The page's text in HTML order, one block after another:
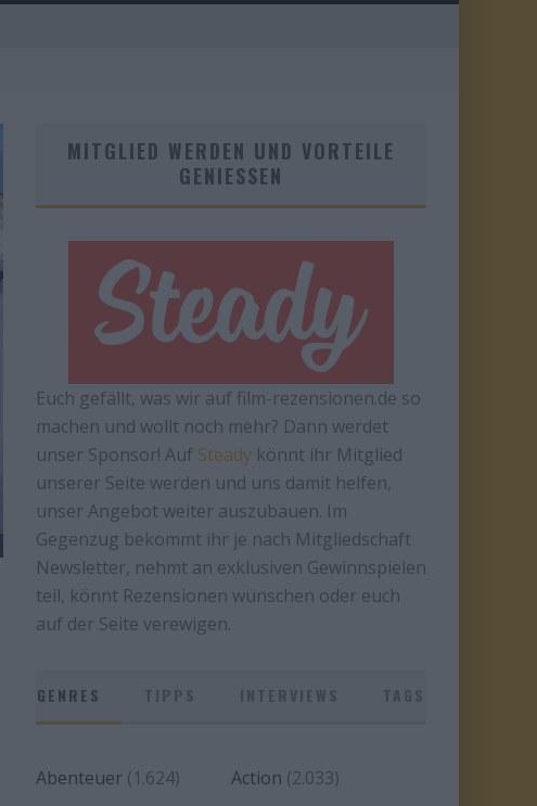
MITGLIED WERDEN UND VORTEILE
GENIESSEN
Euch gefällt, was wir auf film-rezensionen.de so
machen und wollt noch mehr? Dann werdet
unser Sponsor! Auf Steady könnt ihr Mitglied
unserer Seite werden und uns damit helfen,
unser Angebot weiter auszubauen. Im
Gegenzug bekommt ihr je nach Mitgliedschaft
Newsletter, nehmt an exklusiven Gewinnspielen
teil, könnt Rezensionen wünschen oder euch
auf der Seite verewigen.
GENRES
Abenteuer (1.624) Action (2.033)